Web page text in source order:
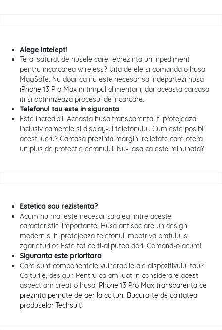
Alege intelept!
Te-ai saturat de husele care reprezinta un inpediment
pentru incarcarea wireless? Uita de ele si comanda o husa
MagSafe. Nu doar ca nu este necesar sa indepartezi husa
iPhone 13 Pro Max in timpul alimentarii, dar aceasta carcasa
iti si optimizeaza procesul de incarcare.
Telefonul tau este in siguranta
Este incredibil. Aceasta husa transparenta iti protejeaza
inclusiv camerele si display-ul telefonului. Cum este posibil
acest lucru? Carcasa prezinta margini reliefate care ofera
un plus de protectie ecranului. Nu-i asa ca este minunata?
Estetica sau rezistenta?
Acum nu mai este necesar sa alegi intre aceste
caracteristici importante. Husa antisoc are un design
modern si iti protejeaza telefonul impotriva prafului si
zgarieturilor. Este tot ce ti-ai putea dori. Comand-o acum!
Siguranta este prioritara
Care sunt componentele vulnerabile ale dispozitivului tau?
Colturile, desigur. Pentru ca am luat in considerare acest
aspect am creat o husa iPhone 13 Pro Max transparenta ce
prezinta pernute de aer la colturi. Bucura-te de calitatea
produselor Techsuit!